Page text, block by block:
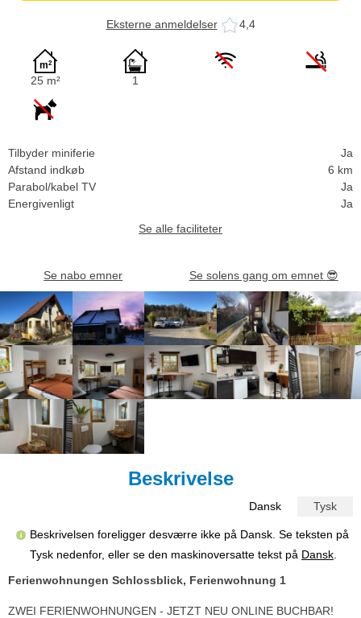
Eksterne anmeldelser 4,4
25 m² 1
Tilbyder miniferie
Ja
Afstand indkøb
6 km
Parabol/kabel TV
Ja
Energivenligt
Ja
Se alle faciliteter
Se nabo emner Se solens gang om emnet 😎
Beskrivelse
Dansk Tysk
Beskrivelsen foreligger desværre ikke på Dansk. Se teksten på
Tysk nedenfor, eller se den maskinoversatte tekst på Dansk
Ferienwohnungen Schlossblick, Ferienwohnung 1
ZWEI FERIENWOHNUNGEN - JETZT NEU ONLINE BUCHBAR!